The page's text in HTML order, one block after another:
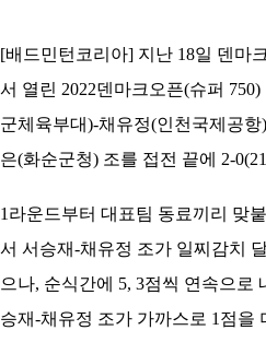
아
[배드민턴코리아] 지난 18일 덴마
서 열린 2022덴마크오픈(슈퍼
군체육부대)-채유정(인천국제공
은(화순군청) 조를 접전 끝에 2-
1라운드부터 대표팀 동료끼리 맞
서 서승재-채유정 조가 일찌감치
으나, 순식간에 5, 3점씩 연속으로
승재-채유정 조가 가까스로 1점을